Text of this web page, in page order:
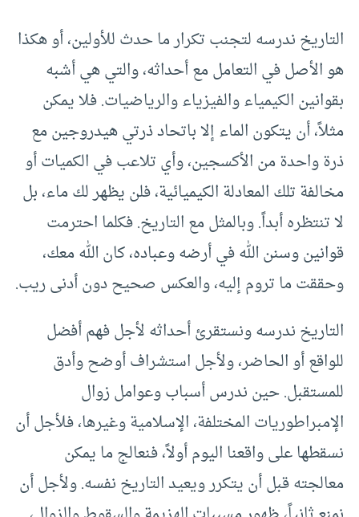
التاريخ ندرسه لتجنب تكرار ما حدث للأولين، أو هكذا
هو الأصل في التعامل مع أحداثه، والتي هي أشبه
بقوانين الكيمياء والفيزياء والرياضيات. فلا يمكن
مثلاً، أن يتكون الماء إلا باتحاد ذرتي هيدروجين مع
ذرة واحدة من الأكسجين، وأي تلاعب في الكميات أو
مخالفة تلك المعادلة الكيميائية، فلن يظهر لك ماء، بل
لا تنتظره أبداً. وبالمثل مع التاريخ. فكلما احترمت
قوانين وسنن الله في أرضه وعباده، كان الله معك،
وحققت ما تروم إليه، والعكس صحيح دون أدنى ريب.
التاريخ ندرسه ونستقرئ أحداثه لأجل فهم أفضل
للواقع أو الحاضر، ولأجل استشراف أوضح وأدق
للمستقبل. حين ندرس أسباب وعوامل زوال
الإمبراطوريات المختلفة، الإسلامية وغيرها، فلأجل أن
نسقطها على واقعنا اليوم أولاً، فنعالج ما يمكن
معالجته قبل أن يتكرر ويعيد التاريخ نفسه. ولأجل أن